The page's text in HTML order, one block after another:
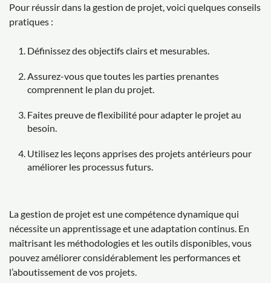
Pour réussir dans la gestion de projet, voici quelques conseils
pratiques :
Définissez des objectifs clairs et mesurables.
Assurez-vous que toutes les parties prenantes
comprennent le plan du projet.
Faites preuve de flexibilité pour adapter le projet au
besoin.
Utilisez les leçons apprises des projets antérieurs pour
améliorer les processus futurs.
La gestion de projet est une compétence dynamique qui
nécessite un apprentissage et une adaptation continus. En
maîtrisant les méthodologies et les outils disponibles, vous
pouvez améliorer considérablement les performances et
l’aboutissement de vos projets.